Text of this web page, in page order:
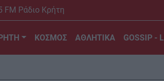
FM Ράδιο Κρήτη
ΚΟΣΜΟΣ ΑΘΛΗΤΙΚΑ GOSSIP -